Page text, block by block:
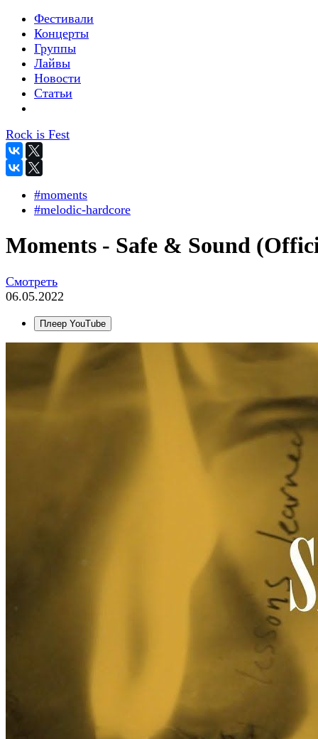
Фестивали
Концерты
Группы
Лайвы
Новости
Статьи
Rock is Fest
#moments
#melodic-hardcore
Moments - Safe & Sound
Смотреть
06.05.2022
Плеер YouTube